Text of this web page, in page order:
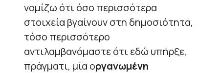
νομίζω ότι όσο περισσότερα
στοιχεία βγαίνουν στη δημοσιότητα,
τόσο περισσότερο
αντιλαμβανόμαστε ότι εδώ υπήρξε,
πράγματι, μία οργανωμένη